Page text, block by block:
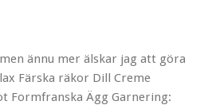
ännu mer älskar jag att göra
Färska räkor Dill Creme
Formfranska Ägg Garnering: